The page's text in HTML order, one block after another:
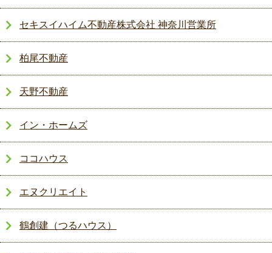
セキスイハイム不動産株式会社 神奈川営業所
柏尾不動産
天野不動産
イン・ホームズ
ココハウス
エヌクリエイト
鶴創建（つるハウス）